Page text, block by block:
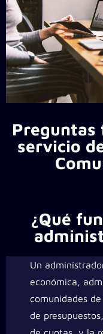
Preguntas
servicio
¿Qué
Un
económica,
comunidades
de